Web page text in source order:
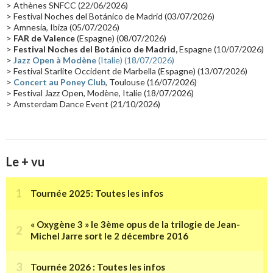
Les concerts en Chine(16) Cinéma
Synthé Roland(15) Belgique(15)
(14) Astronomie (14)
Tournée 2025(14) 2024(14) Chine(13)
> Athènes SNFCC (22/06/2026)
> Festival Noches del Botánico de Madrid (03/07/2026)
> Amnesia, Ibiza (05/07/2026)
> FAR de Valence(Espagne) (08/07/2026)
> Festival Noches del Botánico de Madrid,Espagne (10/07/2026)
> Jazz Open à Modène(Italie) (18/07/2026)
> Festival Starlite Occident de Marbella (Espagne) (13/07/2026)
> Concert au Poney Club, Toulouse (16/07/2026)
> Festival Jazz Open, Modène, Italie (18/07/2026)
> Amsterdam Dance Event (21/10/2026)
Le + vu